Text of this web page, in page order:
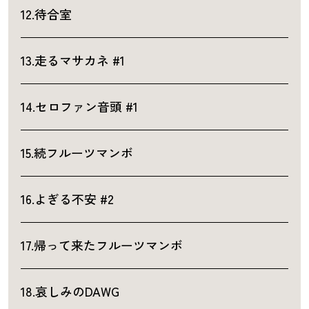
12.待合室
13.走るマサカネ #1
14.セロファン音頭 #1
15.続フルーツマンボ
16.よぎる不安 #2
17.帰って来たフルーツマンボ
18.哀しみのDAWG